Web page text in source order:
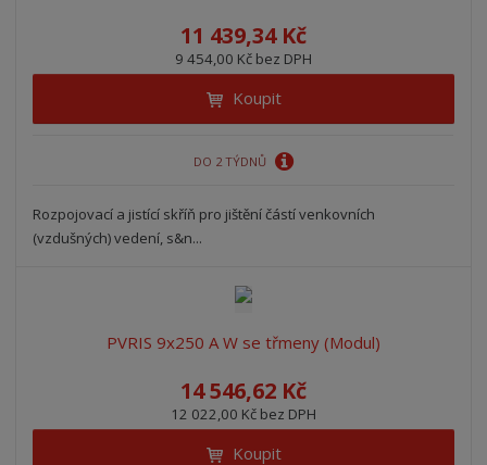
11 439,34 Kč
9 454,00 Kč bez DPH
Koupit
DO 2 TÝDNŮ
Rozpojovací a jistící skříň pro jištění částí venkovních
(vzdušných) vedení, s&n...
PVRIS 9x250 A W se třmeny (Modul)
14 546,62 Kč
12 022,00 Kč bez DPH
Koupit